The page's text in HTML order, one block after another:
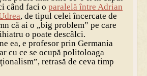
când faci o paralelă între Adrian
, de tipul celei încercate de
că ai o „big problem” pe care
o poate descâlci.
ea, e profesor prin Germania
cu ce se ocupă politoloaga
retrasă de ceva timp